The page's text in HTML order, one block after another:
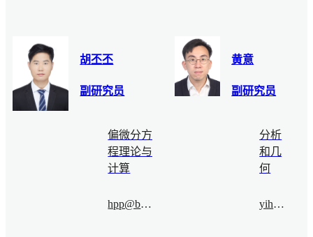
胡丕丕
副研究员
偏微分方
程理论与
计算
hpp@bimsa.cn
黄意
副研究员
分析
和几
何
yihuang@bimsa.cn